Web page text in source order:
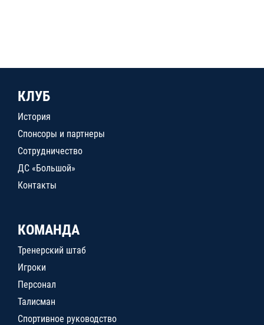
КЛУБ
История
Спонсоры и партнеры
Сотрудничество
ДС «Большой»
Контакты
КОМАНДА
Тренерский штаб
Игроки
Персонал
Талисман
Спортивное руководство